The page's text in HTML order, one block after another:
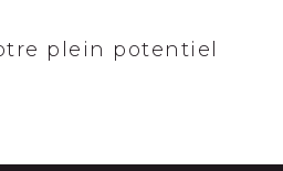
plein potentiel